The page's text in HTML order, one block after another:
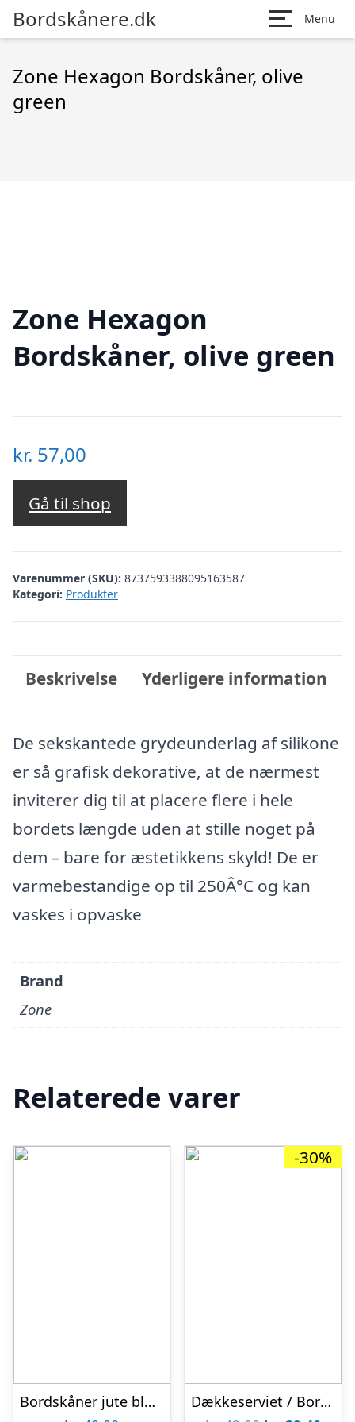
Bordskånere.dk Menu
Zone Hexagon Bordskåner, olive
green
Zone Hexagon
Bordskåner, olive green
kr. 57,00
Gå til shop
Varenummer (SKU): 8737593388095163587
Kategori: Produkter
Beskrivelse Yderligere information
De sekskantede grydeunderlag af silikone
er så grafisk dekorative, at de nærmest
inviterer dig til at placere flere i hele
bordets længde uden at stille noget på
dem – bare for æstetikkens skyld! De er
varmebestandige op til 250Â°C og kan
vaskes i opvaske
Brand
Zone
Relaterede varer
Bordskåner jute blomst – Ib Laursen Dia: 23 cm
-30%
Dækkeserviet / Bordskåner “Acain” søgræs – Nicolas Vahé Dia: 30 cm